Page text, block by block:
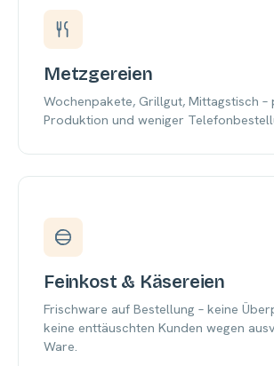
Metzgereien
Wochenpakete, Grillgut, Mittagstisch –
Produktion und weniger
Feinkost & Käsereien
Frischware auf Bestellung – keine
keine enttäuschten Kunden wegen
Ware.